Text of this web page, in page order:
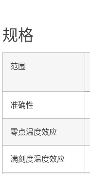
规格
范围
准确性
零点温度效应
满刻度温度效应